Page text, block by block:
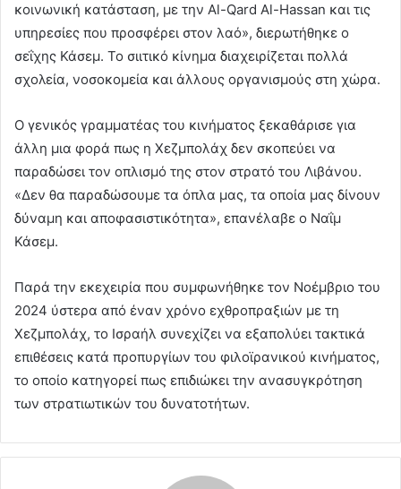
κοινωνική κατάσταση, με την Al-Qard Al-Hassan και τις
υπηρεσίες που προσφέρει στον λαό», διερωτήθηκε ο
σεΐχης Κάσεμ. Το σιιτικό κίνημα διαχειρίζεται πολλά
σχολεία, νοσοκομεία και άλλους οργανισμούς στη χώρα.
Ο γενικός γραμματέας του κινήματος ξεκαθάρισε για
άλλη μια φορά πως η Χεζμπολάχ δεν σκοπεύει να
παραδώσει τον οπλισμό της στον στρατό του Λιβάνου.
«Δεν θα παραδώσουμε τα όπλα μας, τα οποία μας δίνουν
δύναμη και αποφασιστικότητα», επανέλαβε ο Ναΐμ
Κάσεμ.
Παρά την εκεχειρία που συμφωνήθηκε τον Νοέμβριο του
2024 ύστερα από έναν χρόνο εχθροπραξιών με τη
Χεζμπολάχ, το Ισραήλ συνεχίζει να εξαπολύει τακτικά
επιθέσεις κατά προπυργίων του φιλοϊρανικού κινήματος,
το οποίο κατηγορεί πως επιδιώκει την ανασυγκρότηση
των στρατιωτικών του δυνατοτήτων.